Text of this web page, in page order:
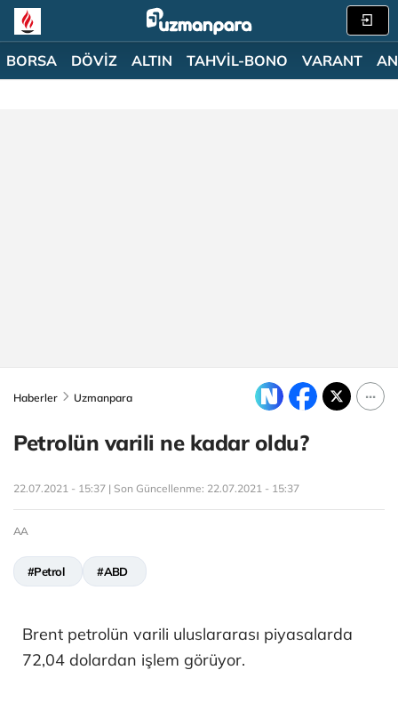
BORSA DÖVİZ ALTIN TAHVİL-BONO VARANT
Haberler Uzmanpara
Petrolün varili ne kadar oldu?
22.07.2021 - 15:37 | Son Güncellenme: 22.07.2021 - 15:37
AA
#Petrol #ABD
Brent petrolün varili uluslararası piyasalarda
72,04 dolardan işlem görüyor.